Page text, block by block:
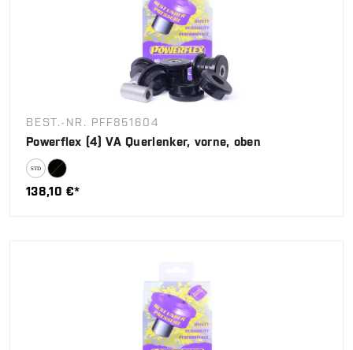
BEST.-NR. PFF851604
Powerflex (4) VA Querlenker, vorne, oben
138,10 €*